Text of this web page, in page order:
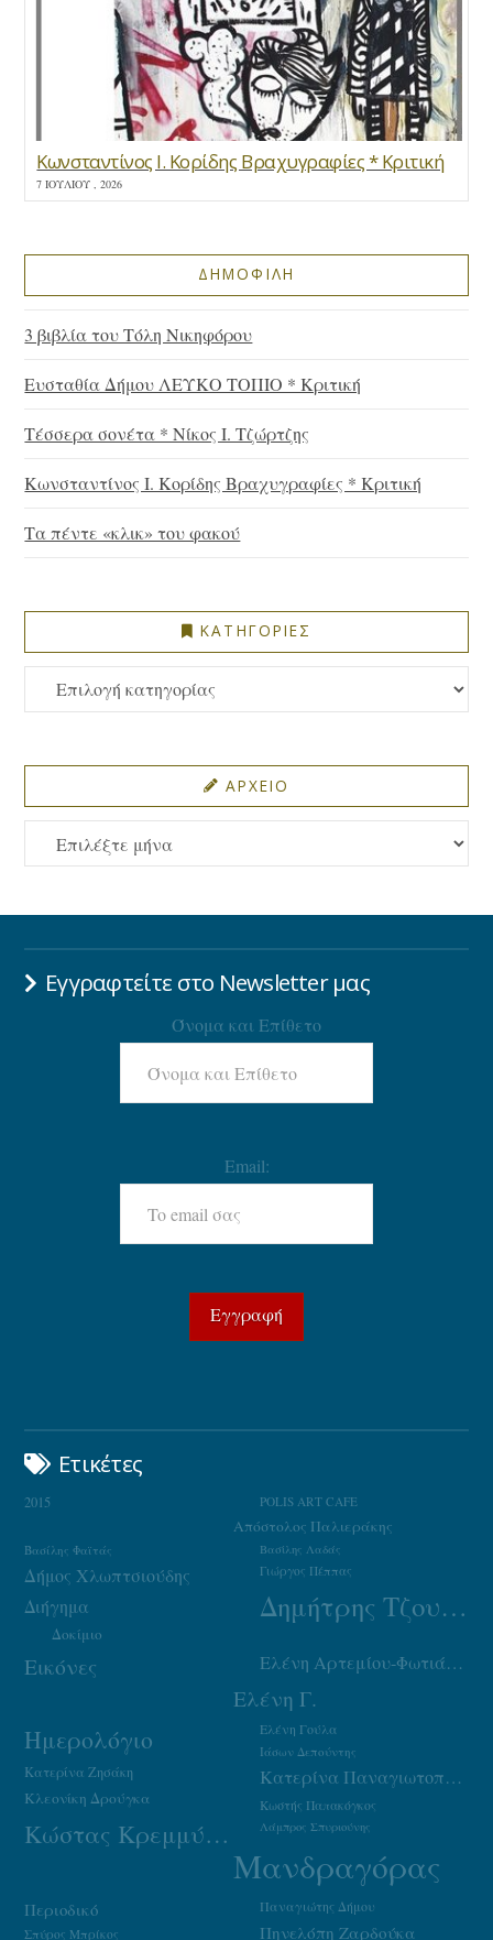
Κωνσταντίνος Ι. Κορίδης Βραχυγραφίες * Κριτική
7 ΙΟΥΛΊΟΥ , 2026
ΔΗΜΟΦΙΛΗ
3 βιβλία του Τόλη Νικηφόρου
Ευσταθία Δήμου ΛΕΥΚΟ ΤΟΠΙΟ * Κριτική
Τέσσερα σονέτα * Νίκος Ι. Τζώρτζης
Κωνσταντίνος Ι. Κορίδης Βραχυγραφίες * Κριτική
Τα πέντε «κλικ» του φακού
ΚΑΤΗΓΟΡΙΕΣ
ΚΑΤΗΓΟΡΙΕΣ
ΑΡΧΕΙΟ
ΑΡΧΕΙΟ
Εγγραφτείτε στο Newsletter μας
Όνομα και Επίθετο
Email:
Ετικέτες
2015 POLIS ART CAFE
Απόστολος Παλιεράκης
Βασίλης Λαδάς
Βασίλης Φαϊτάς
Γιώργος Πέππας
Δήμος Χλωπτσιούδης
Δημήτρης Τζουμάκας
Διήγημα
Δοκίμιο
Εικόνες Ελένη Αρτεμίου-Φωτιάδου
Ελένη Γ.
Ελένη Γούλα
Ημερολόγιο Ιάσων Δεπούντης
Κατερίνα Ζησάκη Κατερίνα Παναγιωτοπούλου
Κλεονίκη Δρούγκα Κωστής Παπακόγκος
Κώστας Κρεμμύδας Λάμπρος Σπυριούνης
Μανδραγόρας
Παναγιώτης Δήμου
Περιοδικό
Πηνελόπη Ζαρδούκα
Σπύρος Μπρίκος